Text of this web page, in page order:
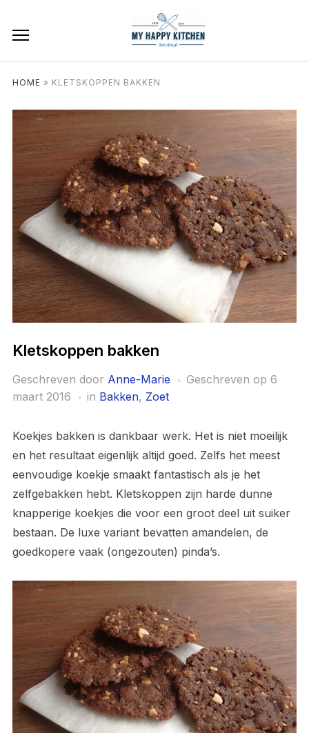
HOME » KLETSKOPPEN BAKKEN
Kletskoppen bakken
Geschreven door Anne-Marie Geschreven op 6
maart 2016
in Bakken, Zoet
Koekjes bakken is dankbaar werk. Het is niet moeilijk
en het resultaat eigenlijk altijd goed. Zelfs het meest
eenvoudige koekje smaakt fantastisch als je het
zelfgebakken hebt. Kletskoppen zijn harde dunne
knapperige koekjes die voor een groot deel uit suiker
bestaan. De luxe variant bevatten amandelen, de
goedkopere vaak (ongezouten) pinda’s.